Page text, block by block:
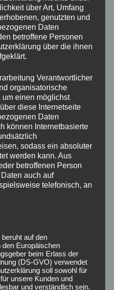
Da findet man noch mehr
Ahnentafel zum Ausdrucken
Welt
natürlich einen digitalen
bei der PlattformAncestry
Damals war er noch
muss man natürlich ein
es halt so ist in der heutigen
kosten Geld….
über mögliche
zu diesem Zeitpunkt nicht
für mich persönlich, nicht
sich doch in einem
allen Plattformen seinen
bei der nächsten wieder
über Art, Umfang
genutzten und
Daten
betroffene Personen
über die ihnen
Verantwortlicher
organisatorische
um einen möglichst
diese Internetseite
Daten
können Internetbasierte
sodass ein absoluter
werden kann. Aus
betroffenen Person
auch auf
telefonisch, an
auf den
den Europäischen
beim Erlass der
(DS-GVO) verwendet
soll sowohl für
unsere Kunden und
und verständlich sein.